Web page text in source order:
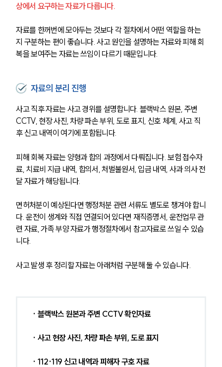
상에서 요구하는 자료가 다릅니다.
자료를 한꺼번에 모아두는 것보다 각 절차에서 어떤 역할을 하는
지 구분하는 편이 좋습니다. 사고 원인을 설명하는 자료와 피해 회
복을 보여주는 자료는 쓰임이 다르기 때문입니다.
자료의 분리 진행
사고 직후 자료는 사고 경위를 설명합니다. 블랙박스 원본, 주변
CCTV, 현장 사진, 차량 파손 부위, 도로 표지, 신호 체계, 사고 직
후 신고 내역이 여기에 포함됩니다.
피해 회복 자료는 양형과 합의 과정에서 다뤄집니다. 보험 접수자
료, 치료비 지급 내역, 합의서, 처벌불원서, 입금 내역, 사과 의사 전
달 자료가 해당됩니다.
면허처분이 예상된다면 행정처분 관련 서류도 별도로 챙겨야 합니
다. 운전이 생계와 직접 연결되어 있다면 재직증명서, 운전업무 관
련 자료, 가족 부양 자료가 행정절차에서 참고자료로 쓰일 수 있습
니다.
사고 발생 후 정리할 자료는 아래처럼 구분해 둘 수 있습니다.
· 블랙박스 원본과 주변 CCTV 확인자료
· 사고 현장 사진, 차량 파손 부위, 도로 표지
· 112·119 신고 내역과 피해자 구호 자료